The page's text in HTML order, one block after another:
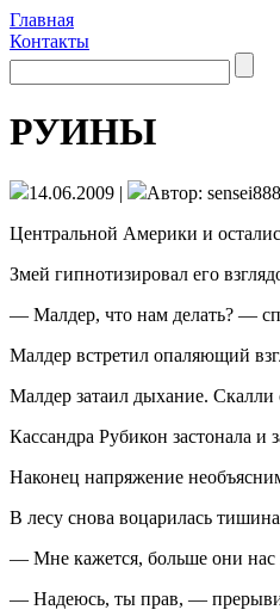
Главная
Контакты
РУИНЫ
14.06.2009 |
Автор:
Центральной Америки и
Змей гипнотизировал его
— Малдер, что нам делать? —
Малдер встретил опаляющий
Малдер затаил дыхание. Скалли
Кассандра Рубикон застонала и
Наконец напряжение
В лесу снова воцарилась
— Мне кажется, больше они
— Надеюсь, ты прав, —